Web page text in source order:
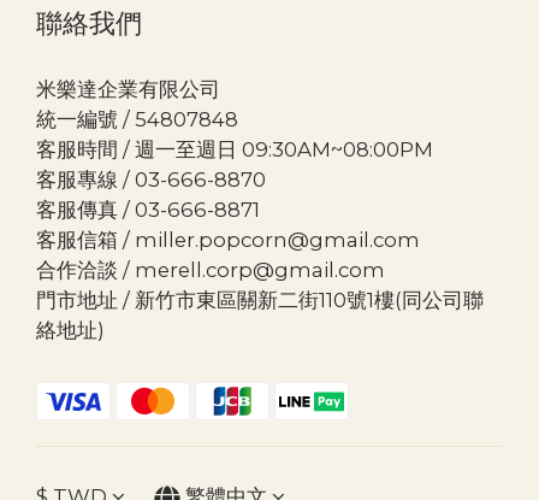
聯絡我們
米樂達企業有限公司
統一編號 / 54807848
客服時間 / 週一至週日 09:30AM~08:00PM
客服專線 / 03-666-8870
客服傳真 / 03-666-8871
客服信箱 / miller.popcorn@gmail.com
合作洽談 / merell.corp@gmail.com
門市地址 / 新竹市東區關新二街110號1樓(同公司聯
絡地址)